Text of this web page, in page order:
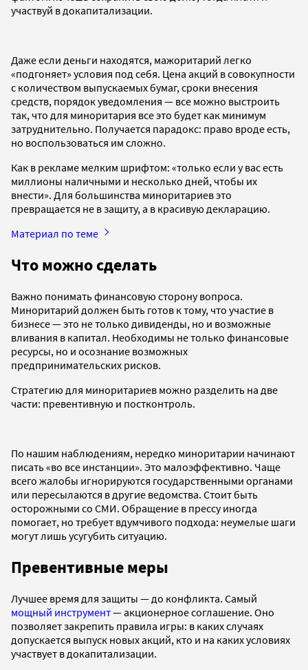
участвуй в докапитализации.
Даже если деньги находятся, мажоритарий легко
«подгоняет» условия под себя. Цена акций в совокупности
с количеством выпускаемых бумаг, сроки внесения
средств, порядок уведомления — все можно выстроить
так, что для миноритария все это будет как минимум
затруднительно. Получается парадокс: право вроде есть,
но воспользоваться им сложно.
Как в рекламе мелким шрифтом: «только если у вас есть
миллионы наличными и несколько дней, чтобы их
внести». Для большинства миноритариев это
превращается не в защиту, а в красивую декларацию.
Материал по теме
Что можно сделать
Важно понимать финансовую сторону вопроса.
Миноритарий должен быть готов к тому, что участие в
бизнесе — это не только дивиденды, но и возможные
вливания в капитал. Необходимы не только финансовые
ресурсы, но и осознание возможных
предпринимательских рисков.
Стратегию для миноритариев можно разделить на две
части: превентивную и постконтроль.
По нашим наблюдениям, нередко миноритарии начинают
писать «во все инстанции». Это малоэффективно. Чаще
всего жалобы игнорируются государственными органами
или пересылаются в другие ведомства. Стоит быть
осторожными со СМИ. Обращение в прессу иногда
помогает, но требует вдумчивого подхода: неумелые шаги
могут лишь усугубить ситуацию.
Превентивные меры
Лучшее время для защиты — до конфликта. Самый
мощный инструмент— акционерное соглашение. Оно
позволяет закрепить правила игры: в каких случаях
допускается выпуск новых акций, кто и на каких условиях
участвует в докапитализации.